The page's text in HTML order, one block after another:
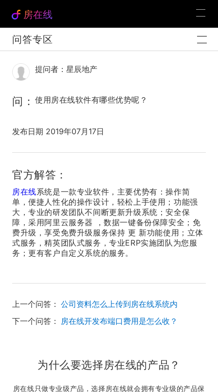
房在线
问答专区
提问者：星辰地产
问： 使用房在线软件有哪些优势呢？
发布日期 2019年07月17日
官方解答：
房在线系统是一款专业软件，主要优势有：操作简
单，便捷人性化的操作设计，轻松上手使用；功能强
大，专业的研发团队不间断更新升级系统；安全保
障，采用阿里云服务器 ，数据一键备份保障安全；免
费升级，享受免费升级服务保持 更 新功能使用；立体
式服务，精英团队式服务，专业ERP实施团队为您服
务；更有客户自定义系统的服务。
上一个问答： 公司资料怎么上传到房在线系统内
下一个问答： 房在线开发布端口费用是怎么收？
为什么要选择房在线的产品？
房在线只做专业级产品，选择房在线就会拥有专业级的产品保